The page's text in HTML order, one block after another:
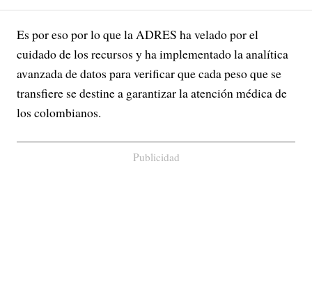
Es por eso por lo que la ADRES ha velado por el
cuidado de los recursos y ha implementado la analítica
avanzada de datos para verificar que cada peso que se
transfiere se destine a garantizar la atención médica de
los colombianos.
Publicidad